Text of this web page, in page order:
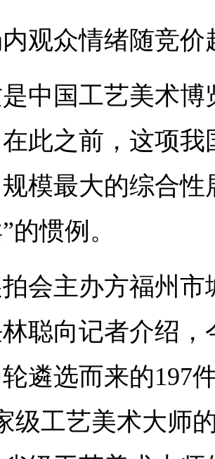
观众情绪随竞价
中国工艺美术
此之前，这项
模最大的综合性
的惯例。
会主办方福州
聪向记者介绍
遴选而来的197
级工艺美术大师